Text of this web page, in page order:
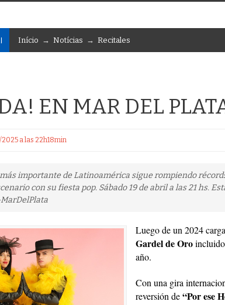
Início → Notícias → Recitales
EN MAR DEL
a las 22h18min
importante de Latinoamérica sigue rompiendo
con su fiesta pop. Sábado 19 de abril a las 21 hs.
Luego de un 2024
Gardel de Oro
año.
Con una gira
reversión de“Por ese